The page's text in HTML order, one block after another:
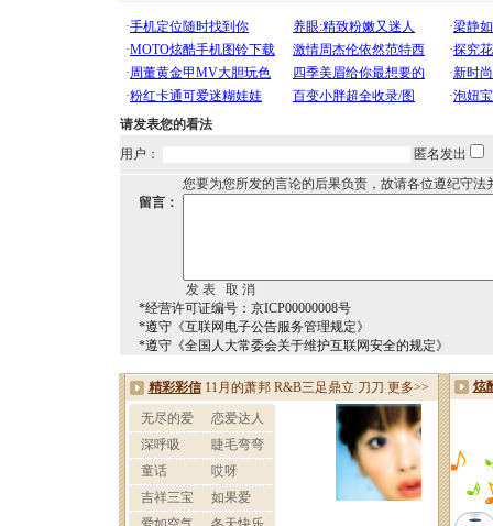
请发表您的看法
用户：
匿名发出
您要为您所发的言论的后果负责，故请各位遵纪守法
留言：
*经营许可证编号：京ICP00000008号
*遵守《互联网电子公告服务管理规定》
*遵守《全国人大常委会关于维护互联网安全的规定》